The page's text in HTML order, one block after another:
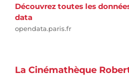
Découvrez toutes les
data
opendata.paris.fr
La Cinémathèque